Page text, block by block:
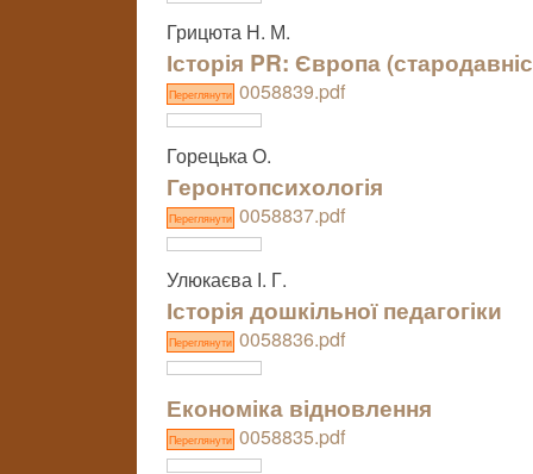
Грицюта Н. М.
Історія PR: Європа
Переглянути 0058839.pdf
Горецька О.
Геронтопсихологія
Переглянути 0058837.pdf
Улюкаєва І. Г.
Історія дошкільної педагогіки
Переглянути 0058836.pdf
Економіка відновлення
Переглянути 0058835.pdf